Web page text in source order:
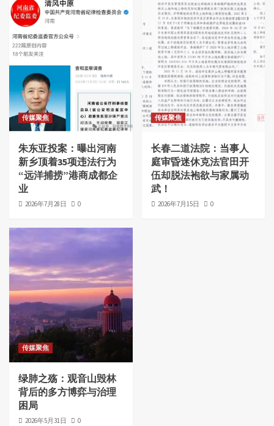
传媒聚焦
朱东亚投案：曝出河南
新乡顶着35项违法行为
“远洋捕捞”港商成都企
业
2026年7月28日 0
传媒聚焦
长春二道法院：当事人
庭审昏迷休克法官田开
伍却脱法袍欲与家属动
武！
2026年7月15日 0
传媒聚焦
绿肺之殇：观音山毁林
背后的多方博弈与治理
困局
2026年5月31日 0